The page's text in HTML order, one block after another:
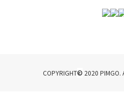
COPYRIGHT© 2020 PIMGO.